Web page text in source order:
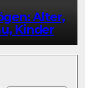
Alter,
Kinder